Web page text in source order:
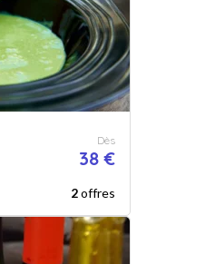
Dès
38 €
2offres